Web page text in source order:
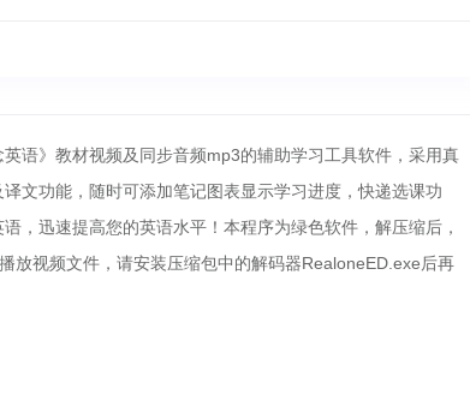
语》教材视频及同步音频mp3的辅助学习工具软件，采用真
文功能，随时可添加笔记图表显示学习进度，快递选课功
，迅速提高您的英语水平！本程序为绿色软件，解压缩后，
放视频文件，请安装压缩包中的解码器RealoneED.exe后再